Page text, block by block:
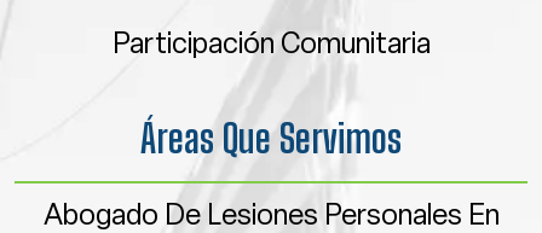
Participación Comunitaria
Áreas Que Servimos
Abogado De Lesiones Personales En